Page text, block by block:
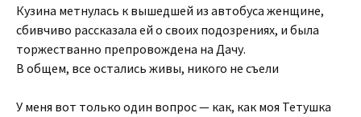
Кузина метнулась к вышедшей из автобуса женщине,
сбивчиво рассказала ей о своих подозрениях, и была
торжестванно препровождена на Дачу.
В общем, все остались живы, никого не съели
У меня вот только один вопрос — как, как моя Тетушка